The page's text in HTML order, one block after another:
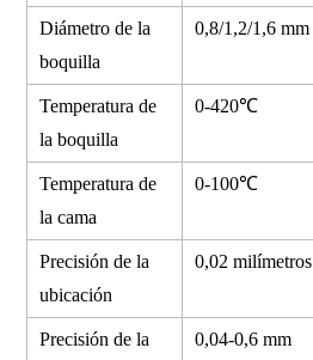
Diámetro de la
boquilla
0,8/1,2/1,6 mm
Temperatura de
la boquilla
0-420℃
Temperatura de
la cama
0-100℃
Precisión de la
ubicación
0,02 milímetros
Precisión de la
0,04-0,6 mm